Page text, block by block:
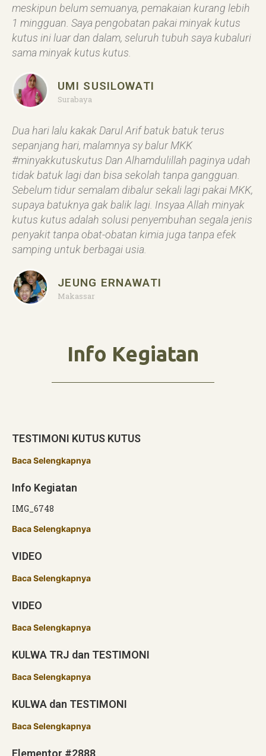
meskipun belum semuanya, pemakaian kurang lebih
1 mingguan. Saya pengobatan pakai minyak kutus
kutus ini luar dan dalam, seluruh tubuh saya kubaluri
sama minyak kutus kutus.
UMI SUSILOWATI
Surabaya
Dua hari lalu kakak Darul Arif batuk batuk terus
sepanjang hari, malamnya sy balur MKK
#minyakkutuskutus Dan Alhamdulillah paginya udah
tidak batuk lagi dan bisa sekolah tanpa gangguan.
Sebelum tidur semalam dibalur sekali lagi pakai MKK,
supaya batuknya gak balik lagi. Insyaa Allah minyak
kutus kutus adalah solusi penyembuhan segala jenis
penyakit tanpa obat-obatan kimia juga tanpa efek
samping untuk berbagai usia.
JEUNG ERNAWATI
Makassar
Info Kegiatan
TESTIMONI KUTUS KUTUS
Baca Selengkapnya
Info Kegiatan
IMG_6748
Baca Selengkapnya
VIDEO
Baca Selengkapnya
VIDEO
Baca Selengkapnya
KULWA TRJ dan TESTIMONI
Baca Selengkapnya
KULWA dan TESTIMONI
Baca Selengkapnya
Elementor #2888